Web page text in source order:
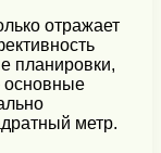
отражает
планировки,
основные
метр.